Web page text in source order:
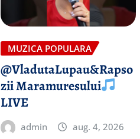
MUZICA POPULARA
@VladutaLupau&Rapso
zii Maramuresului
LIVE
admin aug. 4, 2026